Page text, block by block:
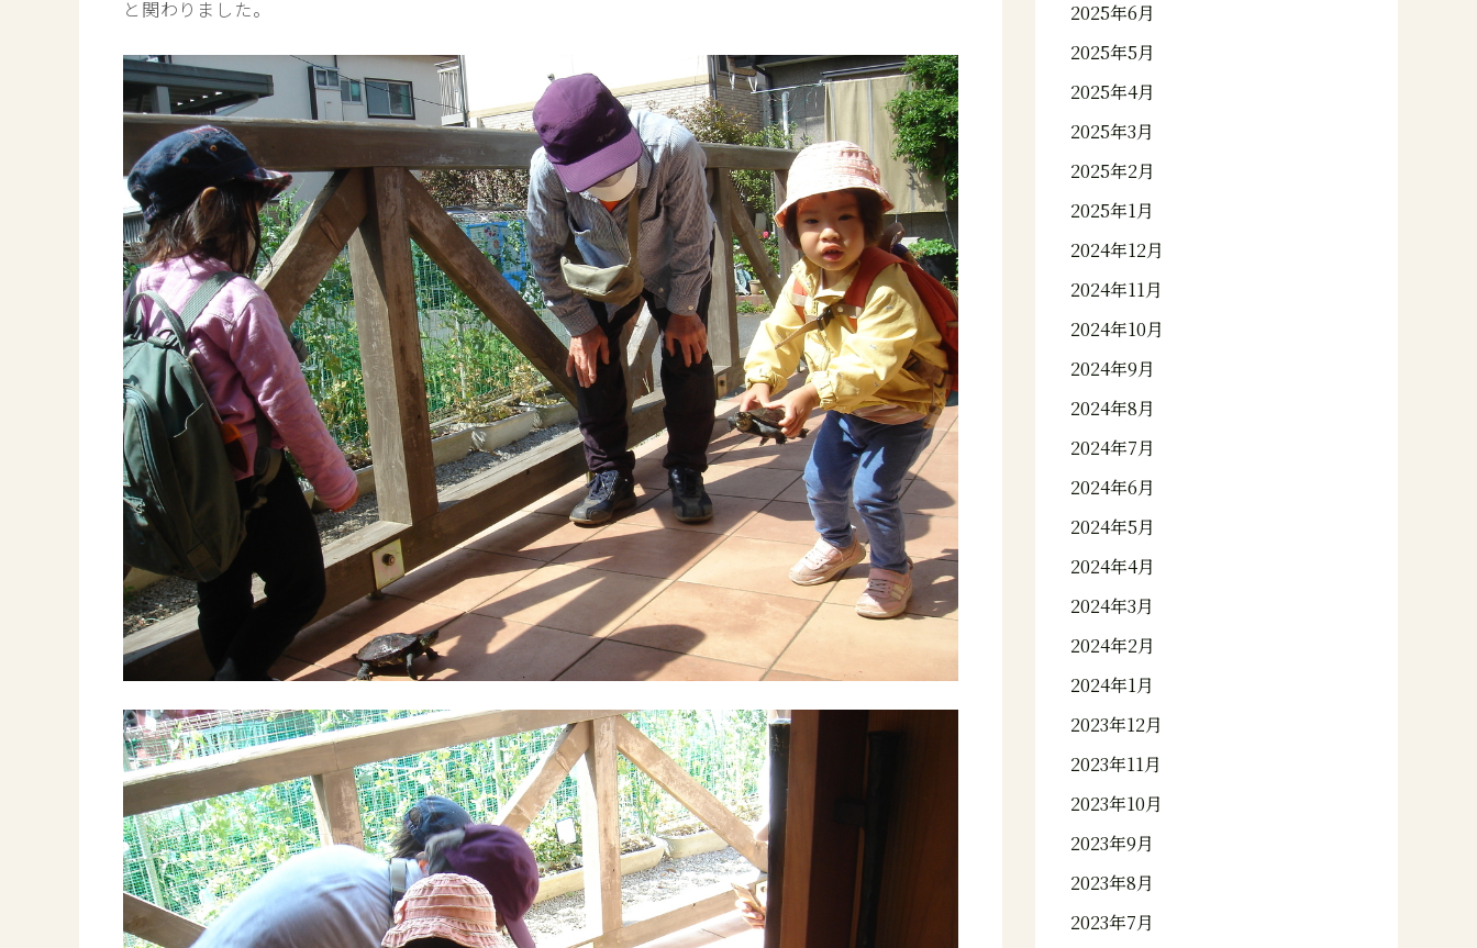
と関わりました。
2025年6月
2025年5月
2025年4月
2025年3月
2025年2月
2025年1月
2024年12月
2024年11月
2024年10月
2024年9月
2024年8月
2024年7月
2024年6月
2024年5月
2024年4月
2024年3月
2024年2月
2024年1月
2023年12月
2023年11月
2023年10月
2023年9月
2023年8月
2023年7月